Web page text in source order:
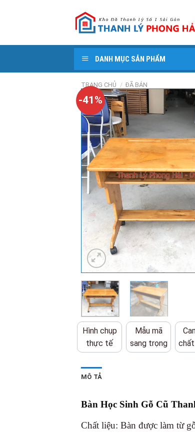
DANH MỤC SẢN PHẨM
TRANG CHỦ / ĐÃ BÁN
-41%
Hình chụp
thực tế
Mẫu mã
sang trọng
MÔ TẢ
Bàn Học Sinh Gỗ Cũ
Chất liệu: Bàn được làm từ